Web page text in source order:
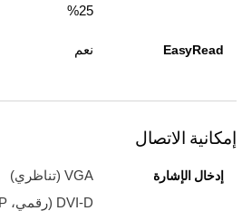
25%
EasyRead نعم
إمكانية الاتصال
إدخال الإشارة
VGA (تناظري)
DVI-D (رقمي، HDCP)